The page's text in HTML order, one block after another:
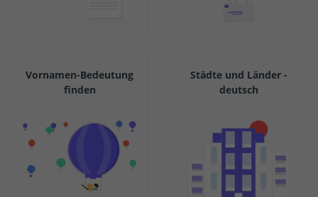
Vornamen-Bedeutung
finden
Städte und Länder -
deutsch